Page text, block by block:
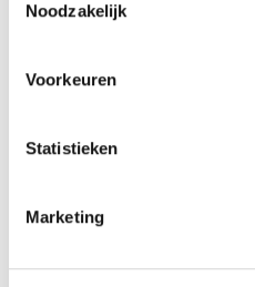
Noodzakelijk
Voorkeuren
Statistieken
Marketing
RECENTLY VIEWED